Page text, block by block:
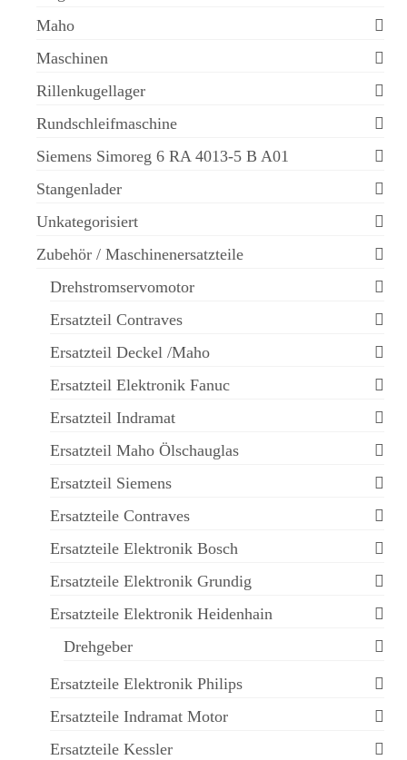
Maho
Maschinen
Rillenkugellager
Rundschleifmaschine
Siemens Simoreg 6 RA 4013-5 B A01
Stangenlader
Unkategorisiert
Zubehör / Maschinenersatzteile
Drehstromservomotor
Ersatzteil Contraves
Ersatzteil Deckel /Maho
Ersatzteil Elektronik Fanuc
Ersatzteil Indramat
Ersatzteil Maho Ölschauglas
Ersatzteil Siemens
Ersatzteile Contraves
Ersatzteile Elektronik Bosch
Ersatzteile Elektronik Grundig
Ersatzteile Elektronik Heidenhain
Drehgeber
Ersatzteile Elektronik Philips
Ersatzteile Indramat Motor
Ersatzteile Kessler